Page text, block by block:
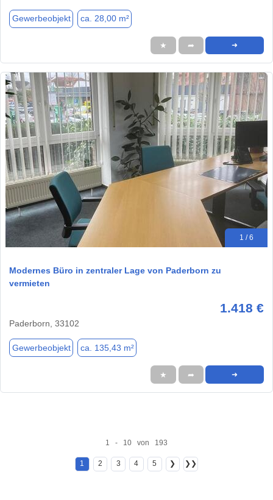
Gewerbeobjekt ca. 28,00 m²
★ ➦ ➜
1 / 6
Modernes Büro in zentraler Lage von Paderborn zu
vermieten
1.418 €
Paderborn, 33102
Gewerbeobjekt ca. 135,43 m²
★ ➦ ➜
1 - 10 von 193
1 2 3 4 5 ❯ ❯❯